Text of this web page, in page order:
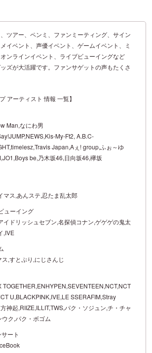
ツアー、ペンミ、ファンミーティング、サイン
イベント、声優イベント、ゲームイベント、ミ
ンラインイベント、ライブビューイングなど
ズが大活躍です。ファンサゲットの声もたくさ
アーティスト 情報 一覧】
Man,なにわ男
My-Ft2, A.B.C-
Japan,Aぇ! group,ふぉ～ゆ
be,乃木坂46,日向坂46,欅坂
マス,あんステ,忍たま乱太郎
ューイング
イドリッシュセブン,名探偵コナン,ゲゲゲの鬼太
,IVE
,すとぷり,にじさんじ
TOGETHER,ENHYPEN,SEVENTEEN,NCT,NCT
U,BLACKPINK,IVE,LE SSERAFIM,Stray
神起,RIIZE,ILLIT,TWS,パク・ソジュン,チ・チャ
ク,パク・ボゴム
ート